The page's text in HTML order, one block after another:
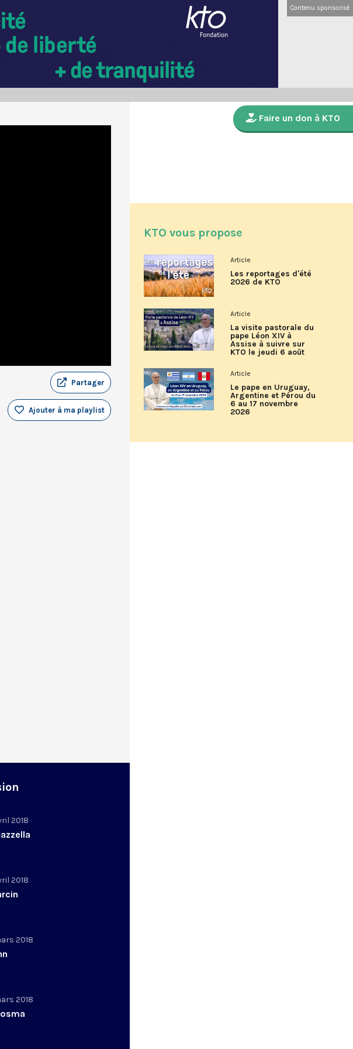
Contenu sponsorisé
Partager
Ajouter à ma playlist
2018
2018
2018
2018
Faire un don à KTO
KTO vous propose
Article
Les reportages d'été
2026 de KTO
Article
La visite pastorale du
pape Léon XIV à
Assise à suivre sur
KTO le jeudi 6 août
Article
Le pape en Uruguay,
Argentine et Pérou du
6 au 17 novembre
2026